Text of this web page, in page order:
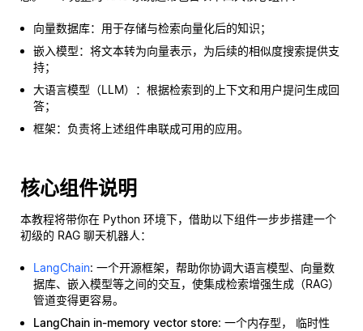
向量数据库：用于存储与检索向量化后的知识；
嵌入模型：将文本转为向量表示，为后续的相似度搜索提供支
持；
大语言模型（LLM）：根据检索到的上下文和用户提问生成回
答；
框架：负责将上述组件串联成可用的应用。
核心组件说明
本教程将带你在 Python 环境下，借助以下组件一步步搭建一个
初级的 RAG 聊天机器人：
LangChain: 一个开源框架，帮助你协调大语言模型、向量数
据库、嵌入模型等之间的交互，使集成检索增强生成（RAG）
管道变得更容易。
LangChain in-memory vector store: 一个内存型， 临时性